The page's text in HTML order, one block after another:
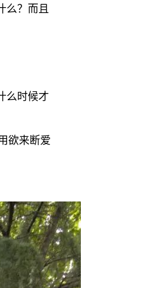
么？而且
么时候才
欲来断爱